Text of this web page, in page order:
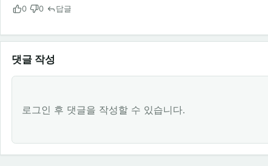
0 0 답글
댓글 작성
로그인 후 댓글을 작성할 수 있습니다.